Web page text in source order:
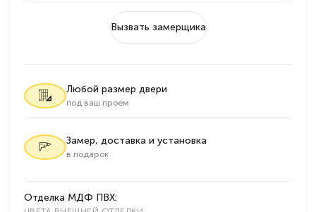
Вызвать замерщика
Любой размер двери
под ваш проем
Замер, доставка и установка
в подарок
Отделка МДФ ПВХ: